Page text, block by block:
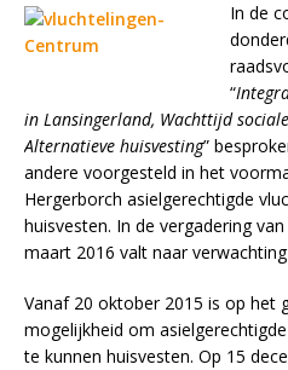
In de
“
in Lansingerland, Wachttijd
Alternatieve huisvesting”
andere voorgesteld in het
Hergerborch asielgerechtigde
huisvesten. In de vergadering
maart 2016 valt naar
Vanaf 20 oktober 2015 is op het
mogelijkheid om
te kunnen huisvesten. Op 15